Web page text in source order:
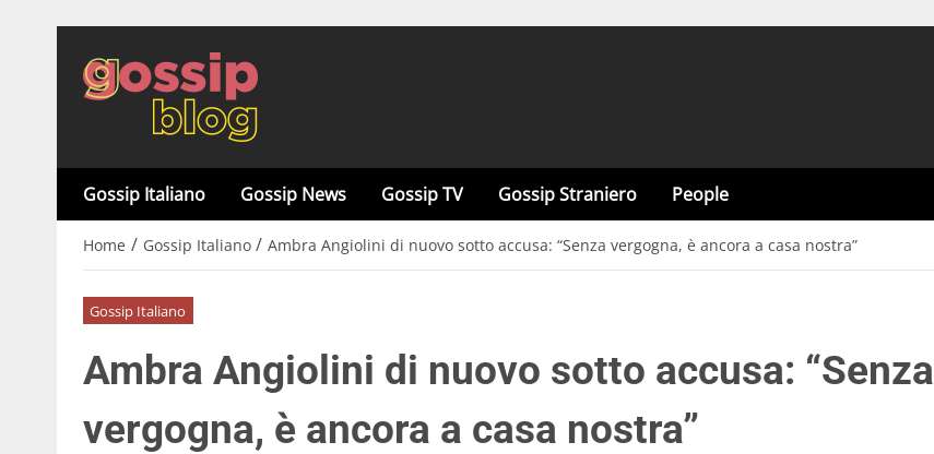
Gossip Italiano Gossip News Gossip TV Gossip Straniero People
Home / Gossip Italiano / Ambra Angiolini di nuovo sotto accusa: “Senza vergogna, è ancora a casa nostra”
Gossip Italiano
Ambra Angiolini di nuovo sotto accusa: “Senza
vergogna, è ancora a casa nostra”